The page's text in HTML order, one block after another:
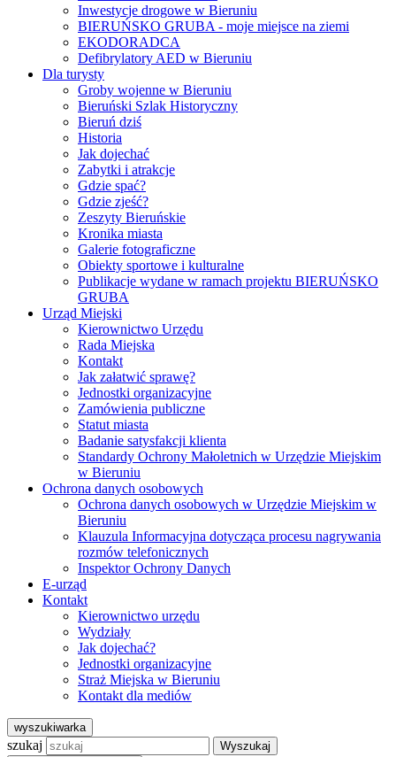
Inwestycje drogowe w Bieruniu
BIERUŃSKO GRUBA - moje miejsce na ziemi
EKODORADCA
Defibrylatory AED w Bieruniu
Dla turysty
Groby wojenne w Bieruniu
Bieruński Szlak Historyczny
Bieruń dziś
Historia
Jak dojechać
Zabytki i atrakcje
Gdzie spać?
Gdzie zjeść?
Zeszyty Bieruńskie
Kronika miasta
Galerie fotograficzne
Obiekty sportowe i kulturalne
Publikacje wydane w ramach projektu BIERUŃSKO
GRUBA
Urząd Miejski
Kierownictwo Urzędu
Rada Miejska
Kontakt
Jak załatwić sprawę?
Jednostki organizacyjne
Zamówienia publiczne
Statut miasta
Badanie satysfakcji klienta
Standardy Ochrony Małoletnich w Urzędzie Miejskim
w Bieruniu
Ochrona danych osobowych
Ochrona danych osobowych w Urzędzie Miejskim w
Bieruniu
Klauzula Informacyjna dotycząca procesu nagrywania
rozmów telefonicznych
Inspektor Ochrony Danych
E-urząd
Kontakt
Kierownictwo urzędu
Wydziały
Jak dojechać?
Jednostki organizacyjne
Straż Miejska w Bieruniu
Kontakt dla mediów
wyszukiwarka
szukaj
Wyszukaj